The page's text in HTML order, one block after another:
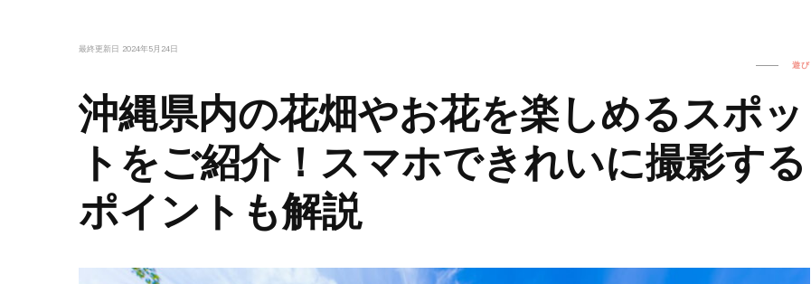
最終更新日 2024年5月24日
遊び
沖縄県内の花畑やお花を楽しめるスポッ
トをご紹介！スマホできれいに撮影する
ポイントも解説